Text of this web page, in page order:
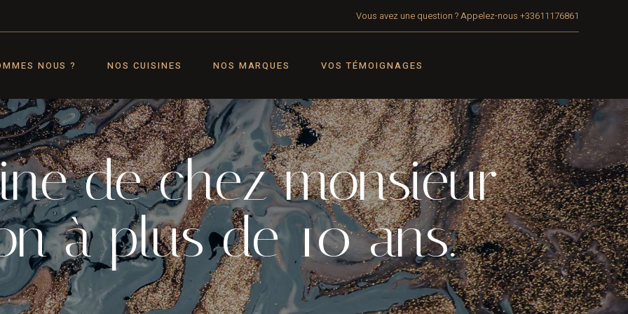
Vous avez une question ? Appelez-nous +33611176861
NOUS ? NOS CUISINES NOS MARQUES VOS TÉMOIGNAGES
de chez monsieur
à plus de 10 ans.